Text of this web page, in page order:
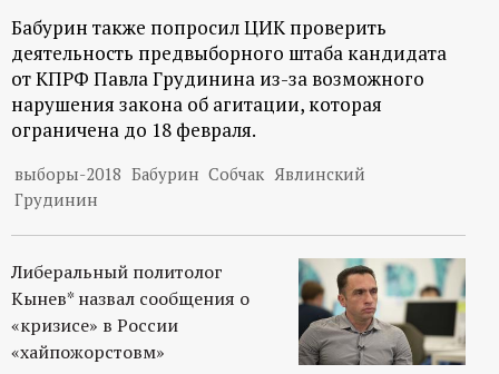
ц
и
о
н
н
ы
й
Бабурин также попросил ЦИК проверить
деятельность предвыборного штаба кандидата
от КПРФ Павла Грудинина из-за возможного
нарушения закона об агитации, которая
ограничена до 18 февраля.
выборы-2018 Бабурин Собчак Явлинский
Грудинин
Либеральный политолог
Кынев* назвал сообщения о
«кризисе» в России
«хайпожорстовм»